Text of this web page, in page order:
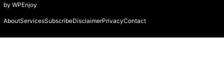
by WPEnjoy
AboutServicesSubscribeDisclaimerPrivacyContact